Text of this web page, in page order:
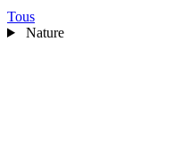
Tous
Nature